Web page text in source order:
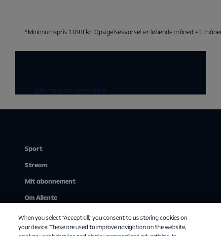
*Minimumspris 1098 kr. Opsigelsesvarsel er løbende måned +1
Læs mere om vores vilkår
Sport
Stream
Mit abonnement
Om Allente
TV-guide
When you select “Accept all,” you consent to us storing cookies on
your device. These are used to improve navigation on the website,